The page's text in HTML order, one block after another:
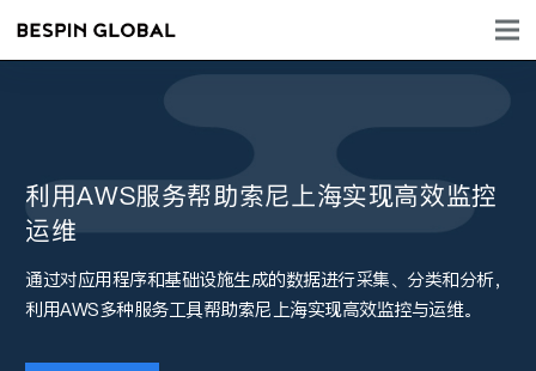
利用AWS服务帮助索尼上海实现高效监控
运维
通过对应用程序和基础设施生成的数据进行采集、分类和分析，
利用AWS多种服务工具帮助索尼上海实现高效监控与运维。